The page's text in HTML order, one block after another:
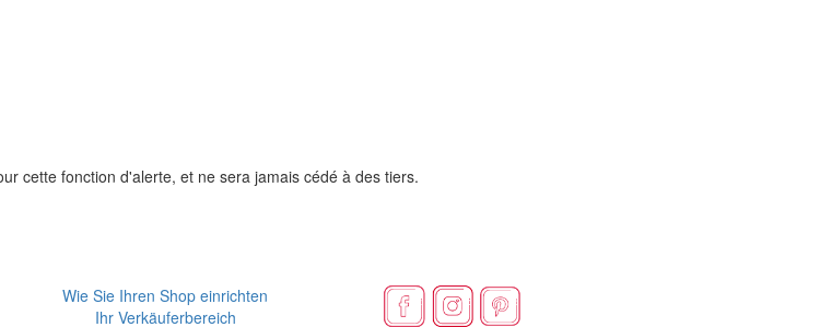
cette fonction d'alerte, et ne sera jamais cédé à des tiers.
Wie Sie Ihren Shop einrichten
Ihr Verkäuferbereich